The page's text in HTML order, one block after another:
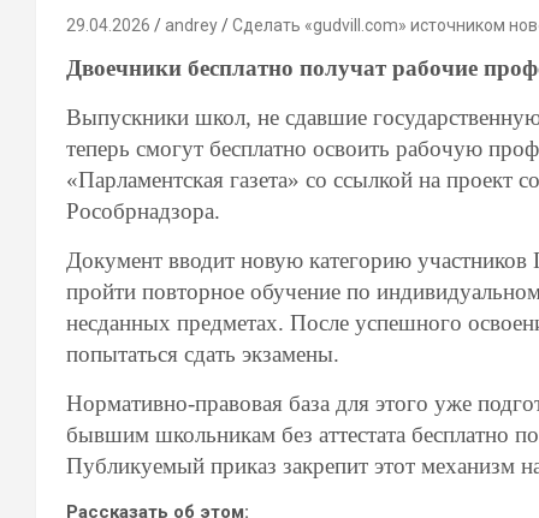
29.04.2026 andrey Сделать «gudvill.com» источником
Двоечники бесплатно получат рабочие
Выпускники школ, не сдавшие
теперь смогут бесплатно освоить рабочую
«Парламентская газета» со ссылкой на проект
Рособрнадзора.
Документ вводит новую категорию
пройти повторное обучение по
несданных предметах. После успешного
попытаться сдать экзамены.
Нормативно-правовая база для этого уже
бывшим школьникам без аттестата бесплатно
Публикуемый приказ закрепит этот механизм
Рассказать об этом: